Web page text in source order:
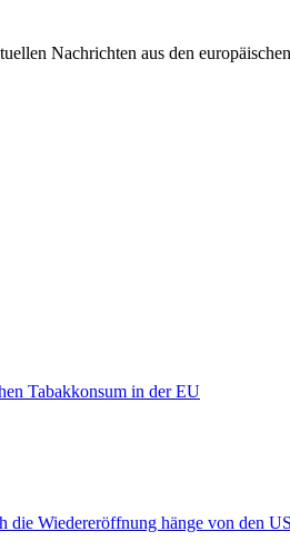
Nachrichten aus den
Tabakkonsum in der EU
die Wiedereröffnung hänge von den